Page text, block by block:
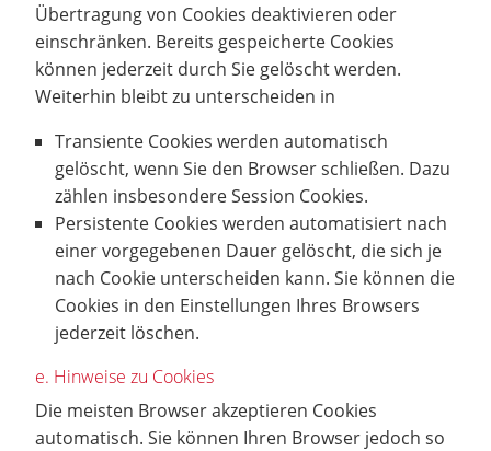
Übertragung von Cookies deaktivieren oder
einschränken. Bereits gespeicherte Cookies
können jederzeit durch Sie gelöscht werden.
Weiterhin bleibt zu unterscheiden in
Transiente Cookies werden automatisch
gelöscht, wenn Sie den Browser schließen. Dazu
zählen insbesondere Session Cookies.
Persistente Cookies werden automatisiert nach
einer vorgegebenen Dauer gelöscht, die sich je
nach Cookie unterscheiden kann. Sie können die
Cookies in den Einstellungen Ihres Browsers
jederzeit löschen.
e. Hinweise zu Cookies
Die meisten Browser akzeptieren Cookies
automatisch. Sie können Ihren Browser jedoch so